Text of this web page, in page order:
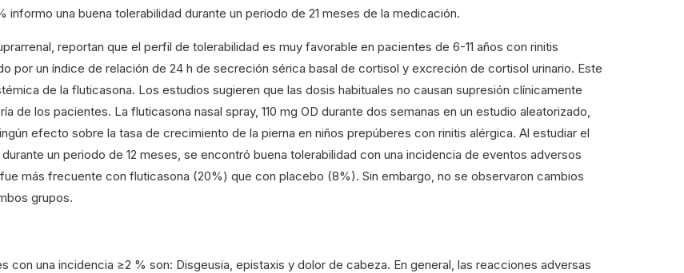
una buena tolerabilidad durante un periodo de 21 meses de la medicación.
reportan que el perfil de tolerabilidad es muy favorable en pacientes de 6-11 años con rinitis
por un índice de relación de 24 h de secreción sérica basal de cortisol y excreción de cortisol urinario. Este
de la fluticasona. Los estudios sugieren que las dosis habituales no causan supresión clínicamente
de los pacientes. La fluticasona nasal spray, 110 mg OD durante dos semanas en un estudio aleatorizado,
efecto sobre la tasa de crecimiento de la pierna en niños prepúberes con rinitis alérgica. Al estudiar el
un periodo de 12 meses, se encontró buena tolerabilidad con una incidencia de eventos adversos
más frecuente con fluticasona (20%) que con placebo (8%). Sin embargo, no se observaron cambios
grupos.
con una incidencia ≥2 % son: Disgeusia, epistaxis y dolor de cabeza. En general, las reacciones adversas